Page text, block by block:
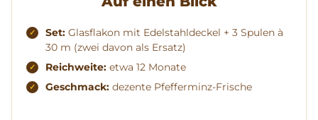
Set: Glasflakon mit Edelstahldeckel + 3 Spulen à
30 m (zwei davon als Ersatz)
Reichweite: etwa 12 Monate
Geschmack: dezente Pfefferminz-Frische